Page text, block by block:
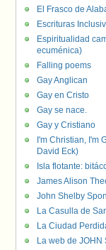
El Frasco de
Escrituras
Espiritualidad
ecuménica)
Falling poems
Gay Anglican
Gay en Cristo
Gay se nace.
Gay y Cristiano
I'm Christian, I'm
David Eck)
Isla flotante:
James Alison
John Shelby
La Casulla de
La Ciudad
La web de JOHN